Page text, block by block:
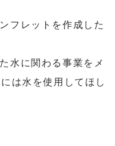
フレットを作成した
水に関わる事業をメ
は水を使用してほし